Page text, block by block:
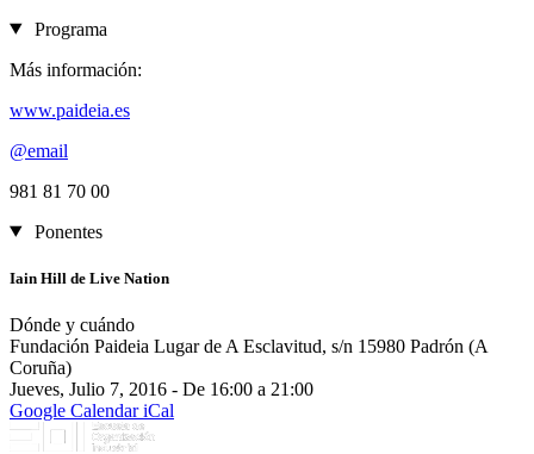
Programa
Más información:
www.paideia.es
@email
981 81 70 00
Ponentes
Iain Hill de Live Nation
Dónde y cuándo
Fundación Paideia Lugar de A Esclavitud, s/n 15980 Padrón (A
Coruña)
Jueves, Julio 7, 2016 - De 16:00 a 21:00
Google CalendariCal